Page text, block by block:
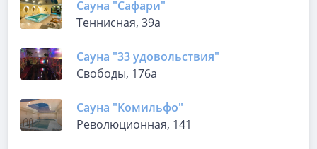
Сауна "Сафари"
Теннисная, 39а
Сауна "33 удовольствия"
Свободы, 176а
Сауна "Комильфо"
Революционная, 141